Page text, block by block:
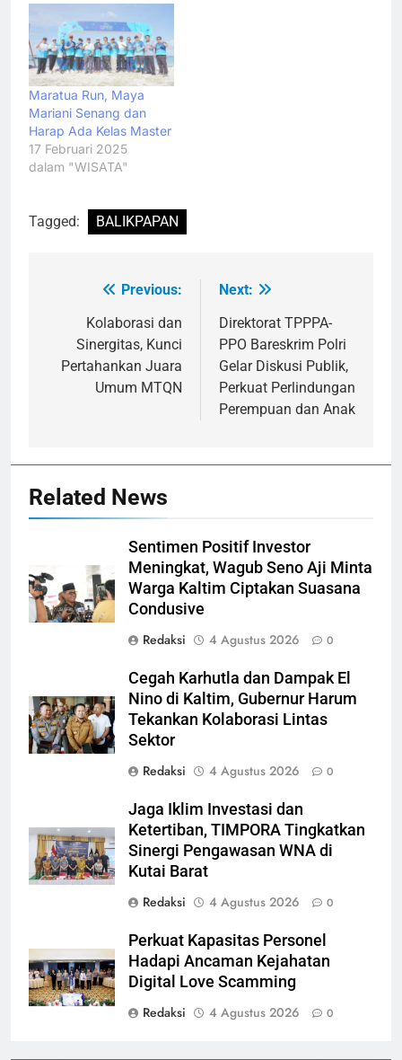
Maratua Run, Maya
Mariani Senang dan
Harap Ada Kelas Master
17 Februari 2025
dalam "WISATA"
Tagged: BALIKPAPAN
NavigasiPrevious:
Kolaborasi dan
Sinergitas, Kunci
Pertahankan Juara
Umum MTQN
Next:
Direktorat TPPPA-
PPO Bareskrim Polri
Gelar Diskusi Publik,
Perkuat Perlindungan
Perempuan dan Anak
Related News
Sentimen Positif Investor
Meningkat, Wagub Seno Aji Minta
Warga Kaltim Ciptakan Suasana
Condusive
Redaksi
4 Agustus 2026 0
Cegah Karhutla dan Dampak El
Nino di Kaltim, Gubernur Harum
Tekankan Kolaborasi Lintas
Sektor
Redaksi
4 Agustus 2026 0
Jaga Iklim Investasi dan
Ketertiban, TIMPORA Tingkatkan
Sinergi Pengawasan WNA di
Kutai Barat
Redaksi
4 Agustus 2026 0
Perkuat Kapasitas Personel
Hadapi Ancaman Kejahatan
Digital Love Scamming
Redaksi
4 Agustus 2026 0